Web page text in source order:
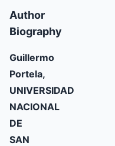
Author
Biography
Guillermo
Portela,
UNIVERSIDAD
NACIONAL
DE
SAN